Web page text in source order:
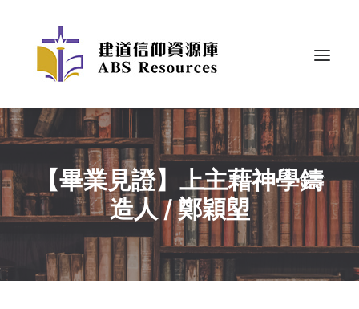
【畢業見證】上主藉神學鑄
造人 / 鄭穎塱